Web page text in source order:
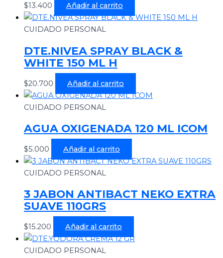
$13.400 Añadir al carrito
CUIDADO PERSONAL
DTE.NIVEA SPRAY BLACK &
WHITE 150 ML H
$20.700 Añadir al carrito
CUIDADO PERSONAL
AGUA OXIGENADA 120 ML ICOM
$5.000 Añadir al carrito
CUIDADO PERSONAL
3 JABON ANTIBACT NEKO EXTRA
SUAVE 110GRS
$15.200 Añadir al carrito
CUIDADO PERSONAL